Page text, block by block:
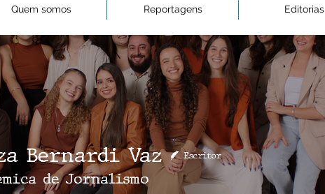
Quem somos Reportagens Editorias
Bernardi Vaz Escritor
de Jornalismo